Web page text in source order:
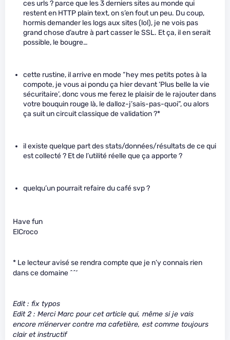
ces urls ? parce que les 3 derniers sites au monde qui
restent en HTTP plain text, on s’en fout un peu. Du coup,
hormis demander les logs aux sites (lol), je ne vois pas
grand chose d’autre à part casser le SSL. Et ça, il en serait
possible, le bougre…
cette rustine, il arrive en mode “hey mes petits potes à la
compote, je vous ai pondu ça hier devant ‘Plus belle la vie
sécuritaire’, donc vous me ferez le plaisir de le rajouter dans
votre bouquin rouge là, le dalloz-j’sais-pas-quoi”, ou alors
ça suit un circuit classique de validation ?*
il existe quelque part des stats/données/résultats de ce qui
est collecté ? Et de l’utilité réelle que ça apporte ?
quelqu’un pourrait refaire du café svp ?
Have fun
ElCroco
* Le lecteur avisé se rendra compte que je n’y connais rien
dans ce domaine ^^’
Edit : fix typos
Edit 2 : Merci Marc pour cet article qui, même si je vais
encore m’énerver contre ma cafetière, est comme toujours
clair et instructif